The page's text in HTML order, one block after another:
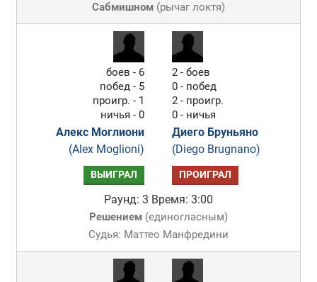
Сабмишном(рычаг локтя)
боев - 6
побед - 5
проигр. - 1
ничья - 0
Алекс Моглиони
(Alex Moglioni)
2 - боев
0 - побед
2 - проигр.
0 - ничья
Диего Бруньяно
(Diego Brugnano)
ВЫИГРАЛ ПРОИГРАЛ
Раунд: 3 Время: 3:00
Решением(единогласным)
Судья: Маттео Манфредини